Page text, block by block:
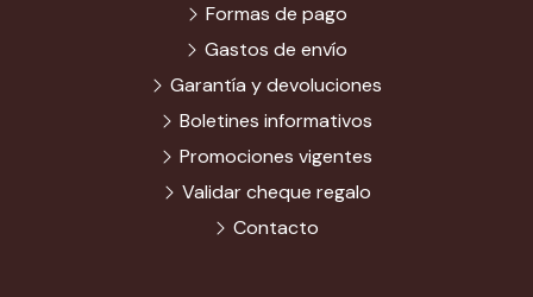
Formas de pago
Gastos de envío
Garantía y devoluciones
Boletines informativos
Promociones vigentes
Validar cheque regalo
Contacto